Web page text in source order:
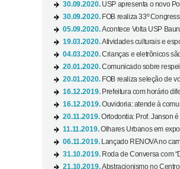
30.09.2020. USP apresenta o novo
30.09.2020. FOB realiza 33º
05.09.2020.Acontece Volta USP
19.03.2020.Atividades culturais e
04.03.2020.Crianças e eletrônicos
20.01.2020.Comunicado sobre
20.01.2020. FOB realiza seleção de
16.12.2019. Prefeitura com horário
16.12.2019.Ouvidoria: atende à
20.11.2019.Ortodontia: Prof. Janson
11.11.2019.Olhares Urbanos em
06.11.2019.
Lançado RENOVA no
31.10.2019. Roda de Conversa com
21.10.2019.Abstracionismo no